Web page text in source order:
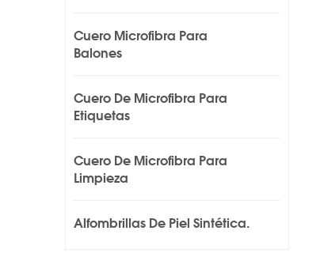
Cuero Microfibra Para
Balones
Cuero De Microfibra Para
Etiquetas
Cuero De Microfibra Para
Limpieza
Alfombrillas De Piel Sintética.